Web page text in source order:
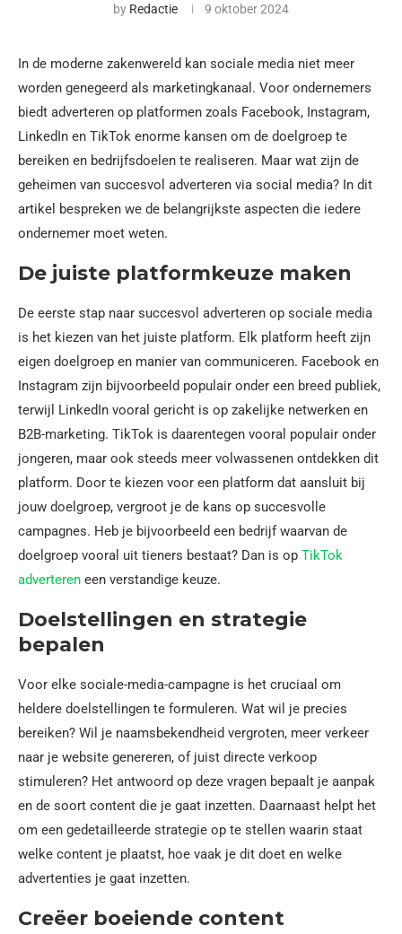
by Redactie 9 oktober 2024
In de moderne zakenwereld kan sociale media niet meer
worden genegeerd als marketingkanaal. Voor ondernemers
biedt adverteren op platformen zoals Facebook, Instagram,
LinkedIn en TikTok enorme kansen om de doelgroep te
bereiken en bedrijfsdoelen te realiseren. Maar wat zijn de
geheimen van succesvol adverteren via social media? In dit
artikel bespreken we de belangrijkste aspecten die iedere
ondernemer moet weten.
De juiste platformkeuze maken
De eerste stap naar succesvol adverteren op sociale media
is het kiezen van het juiste platform. Elk platform heeft zijn
eigen doelgroep en manier van communiceren. Facebook en
Instagram zijn bijvoorbeeld populair onder een breed publiek,
terwijl LinkedIn vooral gericht is op zakelijke netwerken en
B2B-marketing. TikTok is daarentegen vooral populair onder
jongeren, maar ook steeds meer volwassenen ontdekken dit
platform. Door te kiezen voor een platform dat aansluit bij
jouw doelgroep, vergroot je de kans op succesvolle
campagnes. Heb je bijvoorbeeld een bedrijf waarvan de
doelgroep vooral uit tieners bestaat? Dan is op TikTok
adverteren een verstandige keuze.
Doelstellingen en strategie
bepalen
Voor elke sociale-media-campagne is het cruciaal om
heldere doelstellingen te formuleren. Wat wil je precies
bereiken? Wil je naamsbekendheid vergroten, meer verkeer
naar je website genereren, of juist directe verkoop
stimuleren? Het antwoord op deze vragen bepaalt je aanpak
en de soort content die je gaat inzetten. Daarnaast helpt het
om een gedetailleerde strategie op te stellen waarin staat
welke content je plaatst, hoe vaak je dit doet en welke
advertenties je gaat inzetten.
Creëer boeiende content